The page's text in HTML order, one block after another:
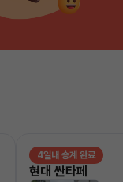
4일내 승계 완료
현대 싼타페